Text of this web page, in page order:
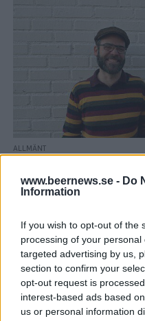
www.beernews.se - Do
Information
If you wish to opt-out of the
processing of your
targeted advertising by us,
section to confirm your
opt-out request is
interest-based ads based
us or personal information
ALLMÄNT
Ölböcker har han gjort
mjödboken för Peter M